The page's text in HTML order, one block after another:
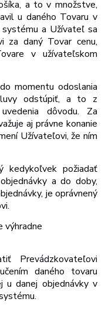
a to v množstve,
u daného Tovaru v
a Užívateľ sa
za daný Tovar cenu,
v užívateľskom
momentu odoslania
odstúpiť, a to z
dôvodu. Za
aj právne konanie
Užívateľovi, že ním
kedykoľvek požiadať
a do doby,
je oprávnený
výhradne
Prevádzkovateľovi
daného tovaru
u danej objednávky v